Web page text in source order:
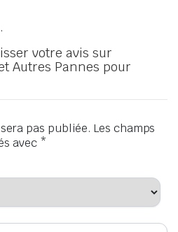
votre avis sur
Autres Pannes pour
pas publiée. Les champs
avec *